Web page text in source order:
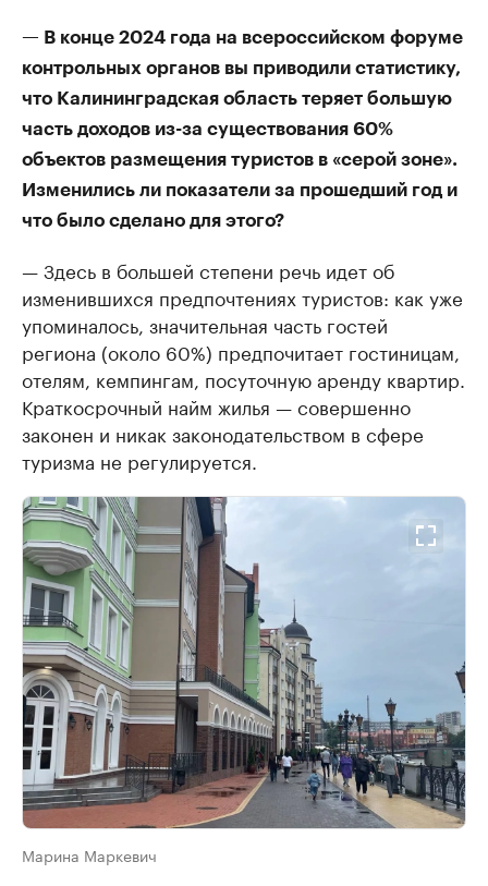
— В конце 2024 года на всероссийском форуме
контрольных органов вы приводили статистику,
что Калининградская область теряет большую
часть доходов из-за существования 60%
объектов размещения туристов в «серой зоне».
Изменились ли показатели за прошедший год и
что было сделано для этого?
— Здесь в большей степени речь идет об
изменившихся предпочтениях туристов: как уже
упоминалось, значительная часть гостей
региона (около 60%) предпочитает гостиницам,
отелям, кемпингам, посуточную аренду квартир.
Краткосрочный найм жилья — совершенно
законен и никак законодательством в сфере
туризма не регулируется.
Марина Маркевич